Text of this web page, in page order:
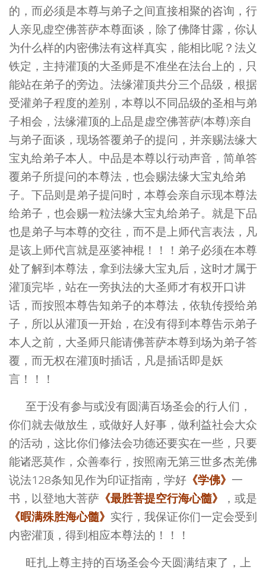
的，而必须是本尊与弟子之间直接相聚的咨询，行
人亲见虚空佛菩萨本尊面谈，除了佛降甘露，你认
为什么样的内密佛法有这样真实，能相比呢？法义
铁定，主持灌顶的大圣师是不准坐在法台上的，只
能站在弟子的旁边。法缘灌顶共分三个品级，根据
受灌弟子程度的差别，本尊以不同品级的圣相与弟
子相会，法缘灌顶的上品是虚空佛菩萨(本尊)亲自
与弟子面谈，现场答覆弟子的提问，并亲赐法缘大
宝丸给弟子本人。中品是本尊以行动声音，简单答
覆弟子所提问的本尊法，也会赐法缘大宝丸给弟
子。下品则是弟子提问时，本尊会亲自示现本尊法
给弟子，也会赐一粒法缘大宝丸给弟子。就是下品
也是弟子与本尊的交往，而不是上师代言表法，凡
是该上师代言就是巫婆神棍！！！弟子必须在本尊
处了解到本尊法，拿到法缘大宝丸后，这时才属于
灌顶完毕，站在一旁执法的大圣师才有权开口讲
话，而按照本尊告知弟子的本尊法，依轨传授给弟
子，所以从灌顶一开始，在没有得到本尊告示弟子
本人之前，大圣师只能请佛菩萨本尊到场为弟子答
覆，而无权在灌顶时插话，凡是插话即是妖
言！！！
至于没有参与或没有圆满百场圣会的行人们，
你们就去做放生，或做好人好事，做利益社会大众
的活动，这比你们修法会功德还要实在一些，只要
能诸恶莫作，众善奉行，按照南无第三世多杰羌佛
说法128条知见作为印证指南，学好 《学佛》 一
书，以登地大菩萨 《最胜菩提空行海心髓》 ，或是
《暇满殊胜海心髓》 实行，我保证你们一定会受到
内密灌顶，得到相应本尊法的！！！
旺扎上尊主持的百场圣会今天圆满结束了，上